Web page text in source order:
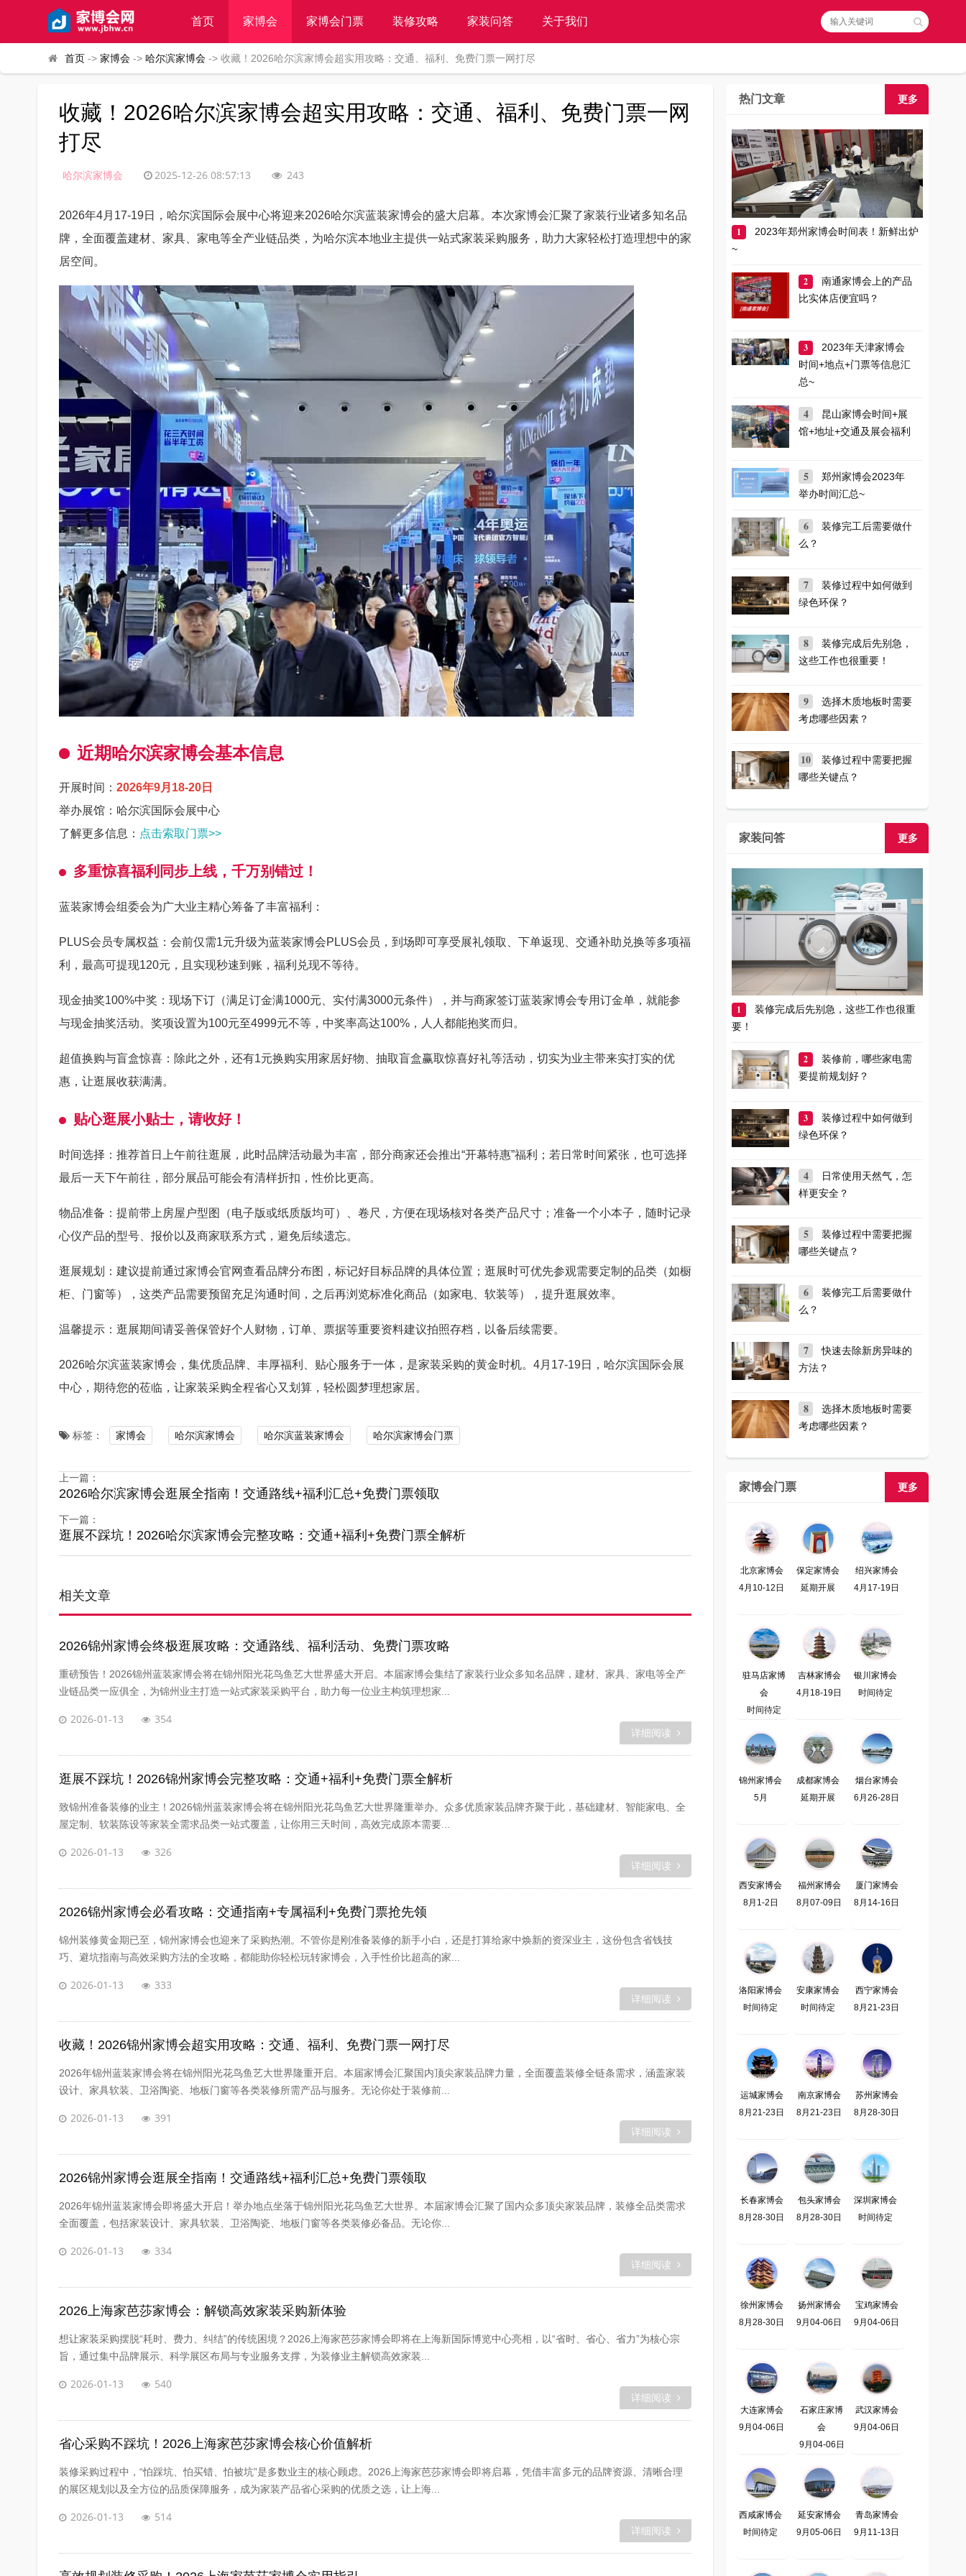
首页 家博会 家博会门票 装修攻略 家装问答 关于我们
首页 -> 家博会 -> 哈尔滨家博会 -> 收藏！2026哈尔滨家博会超实用攻略：交通、福利、免费门票一网打尽
收藏！2026哈尔滨家博会超实用攻略：交通、福利、免费门票一网
打尽
哈尔滨家博会 2025-12-26 08:57:13 243
2026年4月17-19日，哈尔滨国际会展中心将迎来2026哈尔滨蓝装家博会的盛大启幕。本次家博会汇聚了家装行业诸多知名品
牌，全面覆盖建材、家具、家电等全产业链品类，为哈尔滨本地业主提供一站式家装采购服务，助力大家轻松打造理想中的家
居空间。
近期哈尔滨家博会基本信息
开展时间： 2026年9月18-20日
举办展馆：哈尔滨国际会展中心
了解更多信息： 点击索取门票>>
多重惊喜福利同步上线，千万别错过！
蓝装家博会组委会为广大业主精心筹备了丰富福利：
PLUS会员专属权益：会前仅需1元升级为蓝装家博会PLUS会员，到场即可享受展礼领取、下单返现、交通补助兑换等多项福
利，最高可提现120元，且实现秒速到账，福利兑现不等待。
现金抽奖100%中奖：现场下订（满足订金满1000元、实付满3000元条件），并与商家签订蓝装家博会专用订金单，就能参
与现金抽奖活动。奖项设置为100元至4999元不等，中奖率高达100%，人人都能抱奖而归。
超值换购与盲盒惊喜：除此之外，还有1元换购实用家居好物、抽取盲盒赢取惊喜好礼等活动，切实为业主带来实打实的优
惠，让逛展收获满满。
贴心逛展小贴士，请收好！
时间选择：推荐首日上午前往逛展，此时品牌活动最为丰富，部分商家还会推出“开幕特惠”福利；若日常时间紧张，也可选择
最后一天下午前往，部分展品可能会有清样折扣，性价比更高。
物品准备：提前带上房屋户型图（电子版或纸质版均可）、卷尺，方便在现场核对各类产品尺寸；准备一个小本子，随时记录
心仪产品的型号、报价以及商家联系方式，避免后续遗忘。
逛展规划：建议提前通过家博会官网查看品牌分布图，标记好目标品牌的具体位置；逛展时可优先参观需要定制的品类（如橱
柜、门窗等），这类产品需要预留充足沟通时间，之后再浏览标准化商品（如家电、软装等），提升逛展效率。
温馨提示：逛展期间请妥善保管好个人财物，订单、票据等重要资料建议拍照存档，以备后续需要。
2026哈尔滨蓝装家博会，集优质品牌、丰厚福利、贴心服务于一体，是家装采购的黄金时机。4月17-19日，哈尔滨国际会展
中心，期待您的莅临，让家装采购全程省心又划算，轻松圆梦理想家居。
标签： 家博会 哈尔滨家博会 哈尔滨蓝装家博会 哈尔滨家博会门票
上一篇：
2026哈尔滨家博会逛展全指南！交通路线+福利汇总+免费门票领取
下一篇：
逛展不踩坑！2026哈尔滨家博会完整攻略：交通+福利+免费门票全解析
相关文章
2026锦州家博会终极逛展攻略：交通路线、福利活动、免费门票攻略
重磅预告！2026锦州蓝装家博会将在锦州阳光花鸟鱼艺大世界盛大开启。本届家博会集结了家装行业众多知名品牌，建材、家具、家电等全产
业链品类一应俱全，为锦州业主打造一站式家装采购平台，助力每一位业主构筑理想家...
2026-01-13 354
详细阅读
逛展不踩坑！2026锦州家博会完整攻略：交通+福利+免费门票全解析
致锦州准备装修的业主！2026锦州蓝装家博会将在锦州阳光花鸟鱼艺大世界隆重举办。众多优质家装品牌齐聚于此，基础建材、智能家电、全
屋定制、软装陈设等家装全需求品类一站式覆盖，让你用三天时间，高效完成原本需要...
2026-01-13 326
详细阅读
2026锦州家博会必看攻略：交通指南+专属福利+免费门票抢先领
锦州装修黄金期已至，锦州家博会也迎来了采购热潮。不管你是刚准备装修的新手小白，还是打算给家中焕新的资深业主，这份包含省钱技
巧、避坑指南与高效采购方法的全攻略，都能助你轻松玩转家博会，入手性价比超高的家...
2026-01-13 333
详细阅读
收藏！2026锦州家博会超实用攻略：交通、福利、免费门票一网打尽
2026年锦州蓝装家博会将在锦州阳光花鸟鱼艺大世界隆重开启。本届家博会汇聚国内顶尖家装品牌力量，全面覆盖装修全链条需求，涵盖家装
设计、家具软装、卫浴陶瓷、地板门窗等各类装修所需产品与服务。无论你处于装修前...
2026-01-13 391
详细阅读
2026锦州家博会逛展全指南！交通路线+福利汇总+免费门票领取
2026年锦州蓝装家博会即将盛大开启！举办地点坐落于锦州阳光花鸟鱼艺大世界。本届家博会汇聚了国内众多顶尖家装品牌，装修全品类需求
全面覆盖，包括家装设计、家具软装、卫浴陶瓷、地板门窗等各类装修必备品。无论你...
2026-01-13 334
详细阅读
2026上海家芭莎家博会：解锁高效家装采购新体验
想让家装采购摆脱“耗时、费力、纠结”的传统困境？2026上海家芭莎家博会即将在上海新国际博览中心亮相，以“省时、省心、省力”为核心宗
旨，通过集中品牌展示、科学展区布局与专业服务支撑，为装修业主解锁高效家装...
2026-01-13 540
详细阅读
省心采购不踩坑！2026上海家芭莎家博会核心价值解析
装修采购过程中，“怕踩坑、怕买错、怕被坑”是多数业主的核心顾虑。2026上海家芭莎家博会即将启幕，凭借丰富多元的品牌资源、清晰合理
的展区规划以及全方位的品质保障服务，成为家装产品省心采购的优质之选，让上海...
2026-01-13 514
详细阅读
热门文章 更多
1
2023年郑州家博会时间表！新鲜出炉
~
2
南通家博会上的产品
比实体店便宜吗？
3
2023年天津家博会
时间+地点+门票等信息汇
总~
4
昆山家博会时间+展
馆+地址+交通及展会福利
5
郑州家博会2023年
举办时间汇总~
6
装修完工后需要做什
么？
7
装修过程中如何做到
绿色环保？
8
装修完成后先别急，
这些工作也很重要！
9
选择木质地板时需要
考虑哪些因素？
10
装修过程中需要把握
哪些关键点？
家装问答 更多
1
装修完成后先别急，这些工作也很重
要！
2
装修前，哪些家电需
要提前规划好？
3
装修过程中如何做到
绿色环保？
4
日常使用天然气，怎
样更安全？
5
装修过程中需要把握
哪些关键点？
6
装修完工后需要做什
么？
7
快速去除新房异味的
方法？
8
选择木质地板时需要
考虑哪些因素？
家博会门票 更多
北京家博会
4月10-12日
保定家博会
延期开展
绍兴家博会
4月17-19日
驻马店家博
会
时间待定
吉林家博会
4月18-19日
银川家博会
时间待定
锦州家博会
5月
成都家博会
延期开展
烟台家博会
6月26-28日
西安家博会
8月1-2日
福州家博会
8月07-09日
厦门家博会
8月14-16日
洛阳家博会
时间待定
安康家博会
时间待定
西宁家博会
8月21-23日
运城家博会
8月21-23日
南京家博会
8月21-23日
苏州家博会
8月28-30日
长春家博会
8月28-30日
包头家博会
8月28-30日
深圳家博会
时间待定
徐州家博会
8月28-30日
扬州家博会
9月04-06日
宝鸡家博会
9月04-06日
大连家博会
9月04-06日
石家庄家博
会
9月04-06日
武汉家博会
9月04-06日
西咸家博会
时间待定
延安家博会
9月05-06日
青岛家博会
9月11-13日